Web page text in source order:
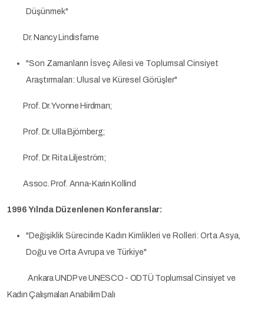
Düşünmek"
Dr. Nancy Lindisfarne
"Son Zamanların İsveç Ailesi ve Toplumsal Cinsiyet
Araştırmaları: Ulusal ve Küresel Görüşler"
Prof. Dr. Yvonne Hirdman;
Prof. Dr. Ulla Björnberg;
Prof. Dr. Rita Liljeström;
Assoc. Prof. Anna-Karin Kollind
1996 Yılnda Düzenlenen Konferanslar:
"Değişiklik Sürecinde Kadın Kimlikleri ve Rolleri: Orta Asya,
Doğu ve Orta Avrupa ve Türkiye"
Ankara UNDP ve UNESCO - ODTÜ Toplumsal Cinsiyet ve
Kadın Çalışmaları Anabilim Dalı